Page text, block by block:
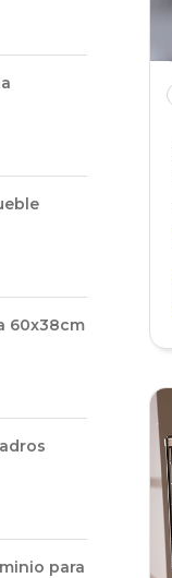
60x38cm
para